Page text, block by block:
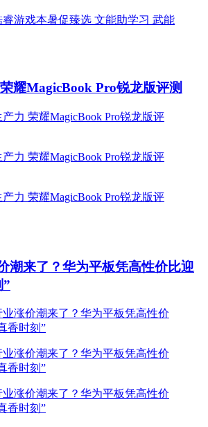
耀MagicBook Pro锐龙版评测
潮来了？华为平板凭高性价比迎
”